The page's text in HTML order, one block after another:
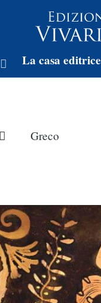
La casa editrice
Greco